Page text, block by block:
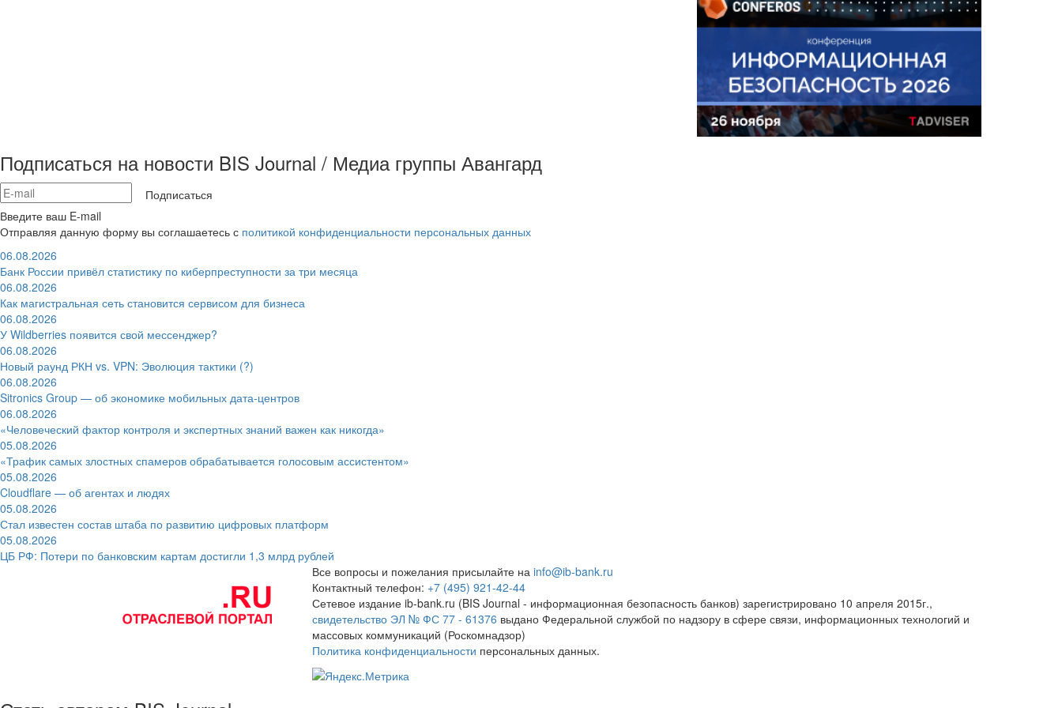
Подписаться на новости BIS Journal / Медиа группы Авангард
Подписаться
Введите ваш E-mail
Отправляя данную форму вы соглашаетесь с политикой конфиденциальности персональных данных
06.08.2026
Банк России привёл статистику по киберпреступности за три месяца
06.08.2026
Как магистральная сеть становится сервисом для бизнеса
06.08.2026
У Wildberries появится свой мессенджер?
06.08.2026
Новый раунд РКН vs. VPN: Эволюция тактики (?)
06.08.2026
Sitronics Group — об экономике мобильных дата-центров
06.08.2026
«Человеческий фактор контроля и экспертных знаний важен как никогда»
05.08.2026
«Трафик самых злостных спамеров обрабатывается голосовым ассистентом»
05.08.2026
Cloudflare — об агентах и людях
05.08.2026
Стал известен состав штаба по развитию цифровых платформ
05.08.2026
ЦБ РФ: Потери по банковским картам достигли 1,3 млрд рублей
Все вопросы и пожелания присылайте на info@ib-bank.ru
Контактный телефон: +7 (495) 921-42-44
Сетевое издание ib-bank.ru (BIS Journal - информационная безопасность банков) зарегистрировано 10 апреля 2015г.,
свидетельство ЭЛ № ФС 77 - 61376 выдано Федеральной службой по надзору в сфере связи, информационных технологий и
массовых коммуникаций (Роскомнадзор)
Политика конфиденциальности персональных данных.